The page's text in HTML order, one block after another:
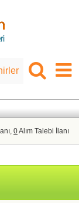
0Alım Talebi İlanı